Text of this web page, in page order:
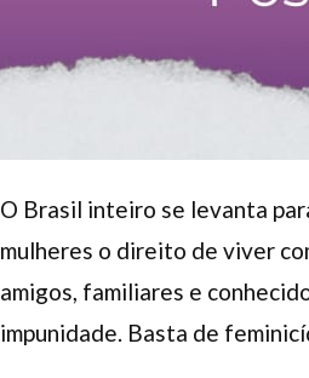
O Brasil inteiro se levanta
mulheres o direito de viver
amigos, familiares e
impunidade. Basta de